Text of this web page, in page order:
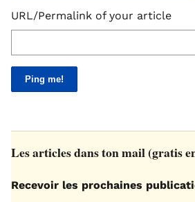
URL/Permalink of your article
Les articles dans ton mail (gratis
Recevoir les prochaines